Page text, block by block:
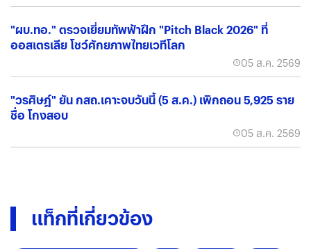
"ผบ.ทอ." ตรวจเยี่ยมทัพฟ้าฝึก "Pitch Black 2026" ที่
ออสเตรเลีย โชว์ศักยภาพไทยเวทีโลก
05 ส.ค. 2569
"วรศิษฎ์" ยัน กสถ.เคาะจบวันนี้ (5 ส.ค.) เพิกถอน 5,925 ราย
ชื่อ โกงสอบ
05 ส.ค. 2569
แท็กที่เกี่ยวข้อง